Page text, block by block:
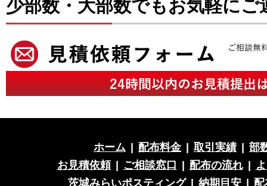
少部数・大部数でもお気軽にご
ホーム 配布料金 取引実績
部
お見積依頼
ご相談窓口 配布の流れ
茨城みらいポスティング
納期目安